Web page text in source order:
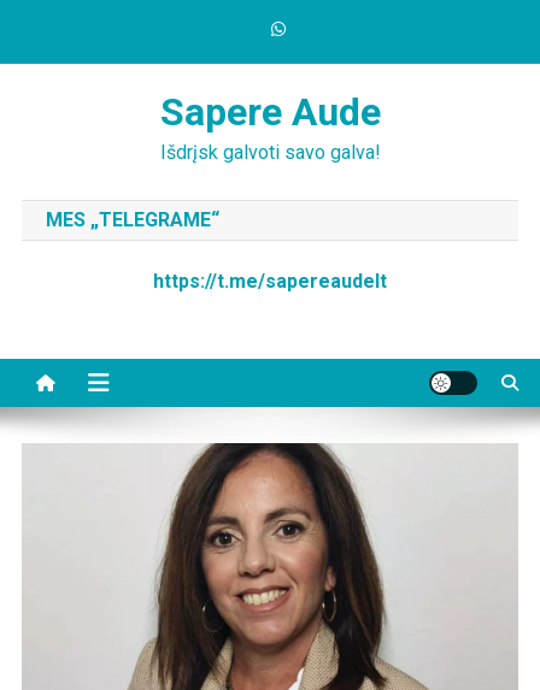
Sapere Aude
Išdrįsk galvoti savo galva!
MES „TELEGRAME“
https://t.me/sapereaudelt